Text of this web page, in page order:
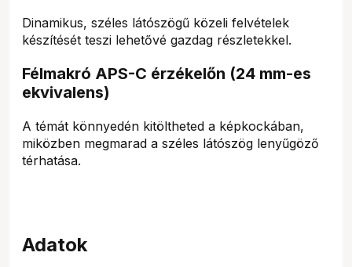
Dinamikus, széles látószögű közeli felvételek
készítését teszi lehetővé gazdag részletekkel.
Félmakró APS-C érzékelőn (24 mm-es
ekvivalens)
A témát könnyedén kitöltheted a képkockában,
miközben megmarad a széles látószög lenyűgöző
térhatása.
Adatok